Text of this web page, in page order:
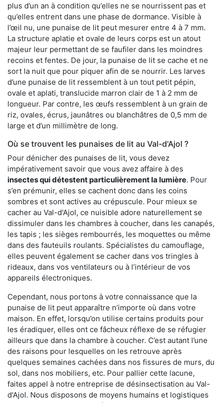
plus d’un an à condition qu’elles ne se nourrissent pas et
qu’elles entrent dans une phase de dormance. Visible à
l’œil nu, une punaise de lit peut mesurer entre 4 à 7 mm.
La structure aplatie et ovale de leurs corps est un atout
majeur leur permettant de se faufiler dans les moindres
recoins et fentes. De jour, la punaise de lit se cache et ne
sort la nuit que pour piquer afin de se nourrir. Les larves
d’une punaise de lit ressemblent à un tout petit pépin,
ovale et aplati, translucide marron clair de 1 à 2 mm de
longueur. Par contre, les œufs ressemblent à un grain de
riz, ovales, écrus, jaunâtres ou blanchâtres de 0,5 mm de
large et d’un millimètre de long.
Où se trouvent les punaises de lit au Val-d'Ajol ?
Pour dénicher des punaises de lit, vous devez
impérativement savoir que vous avez affaire à des
insectes qui détestent particulièrement la lumière. Pour
s’en prémunir, elles se cachent donc dans les coins
sombres et sont actives au crépuscule. Pour mieux se
cacher au Val-d'Ajol, ce nuisible adore naturellement se
dissimuler dans les chambres à coucher, dans les canapés,
les tapis ; les sièges rembourrés, les moquettes ou même
dans des fauteuils roulants. Spécialistes du camouflage,
elles peuvent également se cacher dans vos tringles à
rideaux, dans vos ventilateurs ou à l’intérieur de vos
appareils électroniques.
Cependant, nous portons à votre connaissance que la
punaise de lit peut apparaître n’importe où dans votre
maison. En effet, lorsqu’on utilise certains produits pour
les éradiquer, elles ont ce fâcheux réflexe de se réfugier
ailleurs que dans la chambre à coucher. C’est autant l’une
des raisons pour lesquelles on les retrouve après
quelques semaines cachées dans nos fissures de murs, du
sol, dans nos mobiliers, etc. Pour pallier cette lacune,
faites appel à notre entreprise de désinsectisation au Val-
d'Ajol. Nous disposons de moyens humains et logistiques